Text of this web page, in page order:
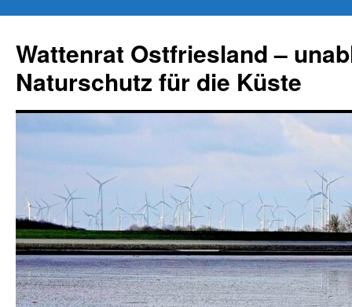
springen
Wattenrat Ostfriesland –
Naturschutz für die Küste